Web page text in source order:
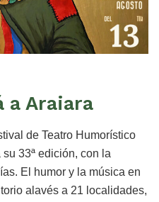
a Araiara
de Teatro Humorístico
33ª edición, con la
El humor y la música en
alavés a 21 localidades,